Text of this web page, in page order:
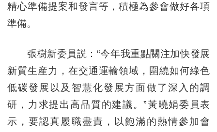
精心準備提案和發言等，積極為參會做好各項
準備。
張樹新委員説：“今年我重點關注加快發展
新質生産力，在交通運輸領域，圍繞如何綠色
低碳發展以及智慧化發展方面做了深入的調
研，力求提出高品質的建議。”黃曉娟委員表
示，要認真履職盡責，以飽滿的熱情參加會